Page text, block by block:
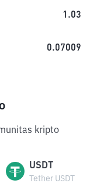
1.03
0.07009
kripto
USDT
Tether USDT